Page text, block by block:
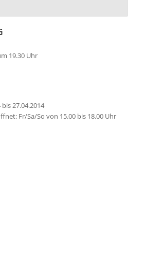
19.30 Uhr
27.04.2014
Fr/Sa/So von 15.00 bis 18.00 Uhr